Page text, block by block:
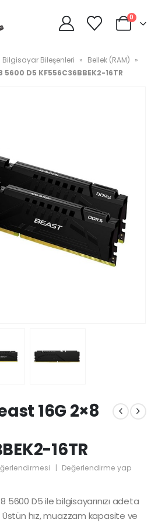
0
Bilgisayar Bileşenleri » Bellek (RAM) »
D5 KF556C36BBEK2-16TR
16G 2×8
16TR
| Değerlendirme yap
5600 D5 ile bilgisayarınızı adeta
hız, muazzam kapasite ve